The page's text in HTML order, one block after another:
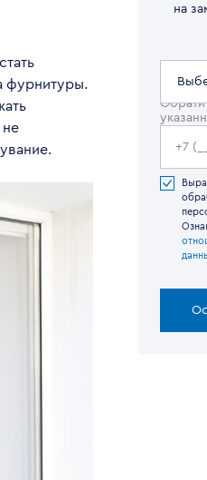
фурнитуры.
не
на